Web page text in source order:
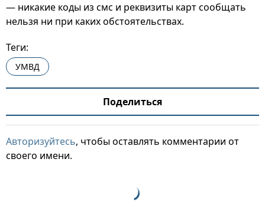
— никакие коды из смс и реквизиты карт сообщать
нельзя ни при каких обстоятельствах.
Теги:
УМВД
Поделиться
Авторизуйтесь, чтобы оставлять комментарии от
своего имени.